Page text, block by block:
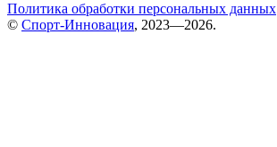
Политика обработки персональных данных
© Спорт-Инновация, 2023—2026.